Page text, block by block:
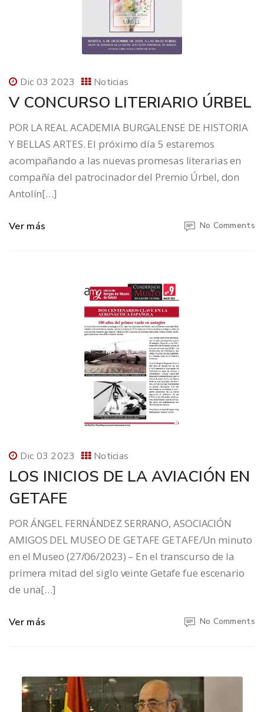
Dic 03 2023 Noticias
V CONCURSO LITERIARIO ÚRBEL
POR LA REAL ACADEMIA BURGALENSE DE HISTORIA
Y BELLAS ARTES. El próximo día 5 estaremos
acompañando a las nuevas promesas literarias en
compañía del patrocinador del Premio Úrbel, don
Antolín[…]
Ver más No Comments
Dic 03 2023 Noticias
LOS INICIOS DE LA AVIACIÓN EN
GETAFE
POR ÁNGEL FERNÁNDEZ SERRANO, ASOCIACIÓN
AMIGOS DEL MUSEO DE GETAFE GETAFE/Un minuto
en el Museo (27/06/2023) – En el transcurso de la
primera mitad del siglo veinte Getafe fue escenario
de una[…]
Ver más No Comments